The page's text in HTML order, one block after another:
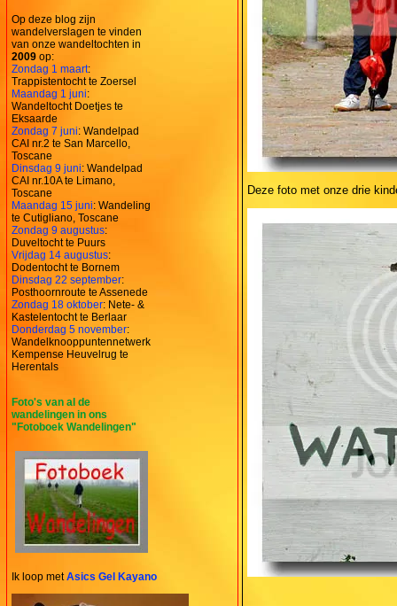
Op deze blog zijn
wandelverslagen te vinden
van onze wandeltochten in
2009 op:
Zondag 1 maart:
Trappistentocht te Zoersel
Maandag 1 juni:
Wandeltocht Doetjes te
Eksaarde
Zondag 7 juni: Wandelpad
CAI nr.2 te San Marcello,
Toscane
Dinsdag 9 juni: Wandelpad
CAI nr.10A te Limano,
Toscane
Maandag 15 juni: Wandeling
te Cutigliano, Toscane
Zondag 9 augustus:
Duveltocht te Puurs
Vrijdag 14 augustus:
Dodentocht te Bornem
Dinsdag 22 september:
Posthoornroute te Assenede
Zondag 18 oktober: Nete- &
Kastelentocht te Berlaar
Donderdag 5 november:
Wandelknooppuntennetwerk
Kempense Heuvelrug te
Herentals
Foto's van al de
wandelingen in ons
"Fotoboek Wandelingen"
Ik loop metAsics Gel Kayano
Deze foto met onze drie